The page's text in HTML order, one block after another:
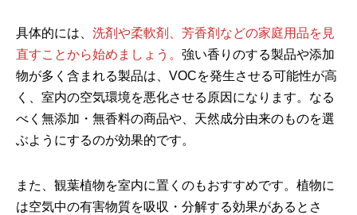
具体的には、 洗剤や柔軟剤、芳香剤などの家庭用品を見
直すことから始めましょう。 強い香りのする製品や添加
物が多く含まれる製品は、VOCを発生させる可能性が高
く、室内の空気環境を悪化させる原因になります。なる
べく無添加・無香料の商品や、天然成分由来のものを選
ぶようにするのが効果的です。
また、観葉植物を室内に置くのもおすすめです。植物に
は空気中の有害物質を吸収・分解する効果があるとさ